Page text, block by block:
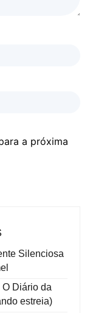
a próxima
Silenciosa
Diário da
estreia)